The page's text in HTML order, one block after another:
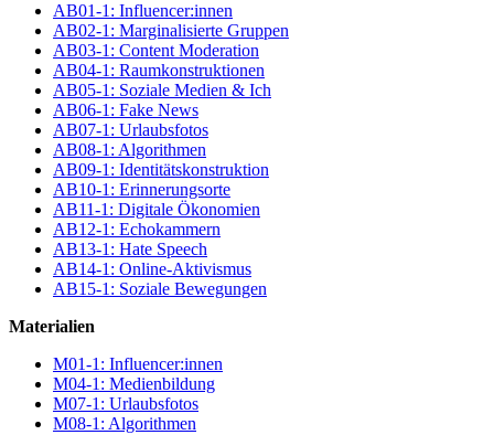
AB01-1: Influencer:innen
AB02-1: Marginalisierte Gruppen
AB03-1: Content Moderation
AB04-1: Raumkonstruktionen
AB05-1: Soziale Medien & Ich
AB06-1: Fake News
AB07-1: Urlaubsfotos
AB08-1: Algorithmen
AB09-1: Identitätskonstruktion
AB10-1: Erinnerungsorte
AB11-1: Digitale Ökonomien
AB12-1: Echokammern
AB13-1: Hate Speech
AB14-1: Online-Aktivismus
AB15-1: Soziale Bewegungen
Materialien
M01-1: Influencer:innen
M04-1: Medienbildung
M07-1: Urlaubsfotos
M08-1: Algorithmen